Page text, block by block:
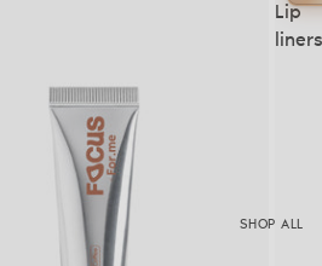
SHOP ALL
Lip
liners